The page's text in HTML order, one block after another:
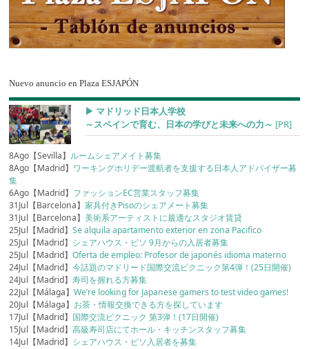
Nuevo anuncio en Plaza ESJAPÓN
▶︎ マドリッド日本人学校
～スペインで育む、日本の学びと未来への力～ [PR]
8Ago【Sevilla】 ルームシェアメイト募集
8Ago【Madrid】 ワーキングホリデー渡航者を支援する日本人アドバイザー募
集
6Ago【Madrid】 ファッションEC営業スタッフ募集
31Jul【Barcelona】家具付きPisoのシェアメート募集
31Jul【Barcelona】美術系アーティストに最適なスタジオ賃貸
25Jul【Madrid】Se alquila apartamento exterior en zona Pacifico
25Jul【Madrid】 シェアハウス・ピソ 9月からの入居者募集
25Jul【Madrid】Oferta de empleo: Profesor de japonés idioma materno
24Jul【Madrid】今話題のマドリード国際交流ピクニック第4弾！(25日開催)
24Jul【Madrid】寿司を握れる方募集
22Jul【Málaga】We’re looking for Japanese gamers to test video games!
20Jul【Málaga】 お茶・情報交換できる方を探しています
17Jul【Madrid】 国際交流ピクニック 第3弾！(17日開催)
15Jul【Madrid】高級寿司店にてホール・キッチンスタッフ募集
14Jul【Madrid】 シェアハウス・ピソ入居者を募集